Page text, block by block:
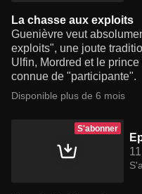
La chasse aux exploits
Guenièvre veut
exploits", une joute
Ulfin, Mordred et le
connue de "participante".
Disponible plus de 6 mois
S'abonner